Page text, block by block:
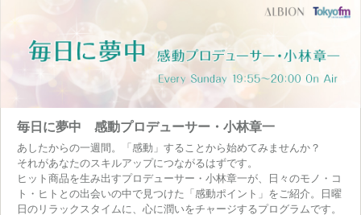
毎日に夢中 感動プロデューサー・小林章一
あしたからの一週間。「感動」することから始めてみませんか？
それがあなたのスキルアップにつながるはずです。
ヒット商品を生み出すプロデューサー・小林章一が、日々のモノ・コ
ト・ヒトとの出会いの中で見つけた「感動ポイント」をご紹介。日曜
日のリラックスタイムに、心に潤いをチャージするプログラムです。